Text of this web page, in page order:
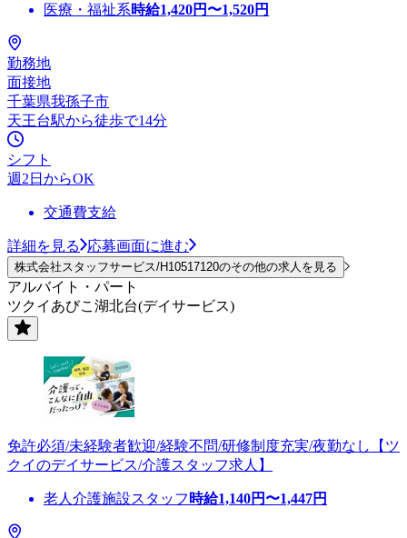
医療・福祉系時給1,420円〜1,520円
勤務地
面接地
千葉県我孫子市
天王台駅から徒歩で14分
シフト
週2日からOK
交通費支給
詳細を見る 応募画面に進む
株式会社スタッフサービス/H10517120のその他の求人を見る
アルバイト・パート
ツクイあびこ湖北台(デイサービス)
免許必須/未経験者歓迎/経験不問/研修制度充実/夜勤なし【ツ
クイのデイサービス/介護スタッフ求人】
老人介護施設スタッフ 時給1,140円〜1,447円